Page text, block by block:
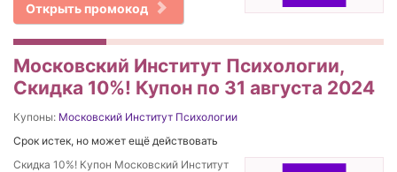
Открыть промокод
Московский Институт Психологии,
Скидка 10%! Купон по 31 августа 2024
Купоны: Московский Институт Психологии
Срок истек, но может ещё действовать
Скидка 10%! Купон Московский Институт